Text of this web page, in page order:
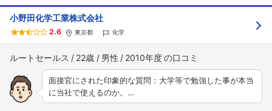
小野田化学工業株式会社
2.6 東京都 化学
ルートセールス 22歳 男性 2010年度
面接官にされた印象的な質問：大学等で勉強した事が本当
に当社で使えるのか。…